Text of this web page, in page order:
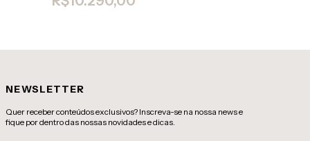
NEWSLETTER
Quer receber conteúdos exclusivos? Inscreva-se na nossa news e
fique por dentro das nossas novidades e dicas.